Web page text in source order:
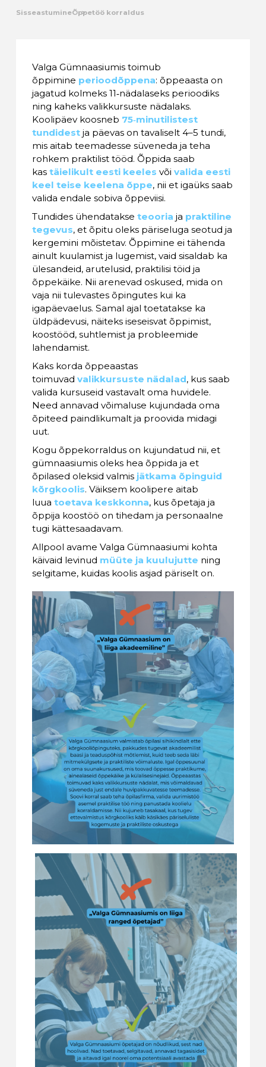
SisseastumineÕppetöö korraldus
Valga Gümnaasiumis toimub
õppimine perioodõppena: õppeaasta on
jagatud kolmeks 11‑nädalaseks perioodiks
ning kaheks valikkursuste nädalaks.
Koolipäev koosneb 75‑minutilistest
tundidest ja päevas on tavaliselt 4–5 tundi,
mis aitab teemadesse süveneda ja teha
rohkem praktilist tööd. Õppida saab
kas täielikult eesti keeles või valida eesti
keel teise keelena õppe, nii et igaüks saab
valida endale sobiva õppeviisi.
Tundides ühendatakse teooria ja praktiline
tegevus, et õpitu oleks päriseluga seotud ja
kergemini mõistetav. Õppimine ei tähenda
ainult kuulamist ja lugemist, vaid sisaldab ka
ülesandeid, arutelusid, praktilisi töid ja
õppekäike. Nii arenevad oskused, mida on
vaja nii tulevastes õpingutes kui ka
igapäevaelus. Samal ajal toetatakse ka
üldpädevusi, näiteks iseseisvat õppimist,
koostööd, suhtlemist ja probleemide
lahendamist.
Kaks korda õppeaastas
toimuvad valikkursuste nädalad, kus saab
valida kursuseid vastavalt oma huvidele.
Need annavad võimaluse kujundada oma
õpiteed paindlikumalt ja proovida midagi
uut.
Kogu õppekorraldus on kujundatud nii, et
gümnaasiumis oleks hea õppida ja et
õpilased oleksid valmis jätkama õpinguid
kõrgkoolis. Väiksem koolipere aitab
luua toetava keskkonna, kus õpetaja ja
õppija koostöö on tihedam ja personaalne
tugi kättesaadavam.
Allpool avame Valga Gümnaasiumi kohta
käivaid levinud müüte ja kuulujutte ning
selgitame, kuidas koolis asjad päriselt on.
Tule tööle
Järelvalve